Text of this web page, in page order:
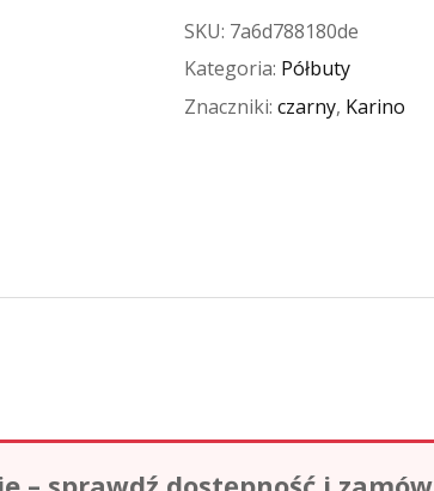
SKU: 7a6d788180de
Kategoria: Półbuty
Znaczniki: czarny, Karino